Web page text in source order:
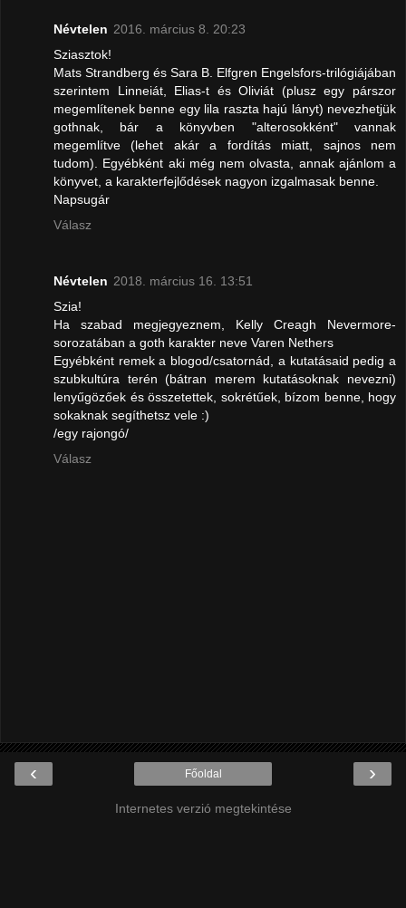
Névtelen 2016. március 8. 20:23
Sziasztok!
Mats Strandberg és Sara B. Elfgren Engelsfors-trilógiájában
szerintem Linneiát, Elias-t és Oliviát (plusz egy párszor
megemlítenek benne egy lila raszta hajú lányt) nevezhetjük
gothnak, bár a könyvben "alterosokként" vannak
megemlítve (lehet akár a fordítás miatt, sajnos nem
tudom). Egyébként aki még nem olvasta, annak ajánlom a
könyvet, a karakterfejlődések nagyon izgalmasak benne.
Napsugár
Válasz
Névtelen 2018. március 16. 13:51
Szia!
Ha szabad megjegyeznem, Kelly Creagh Nevermore-
sorozatában a goth karakter neve Varen Nethers
Egyébként remek a blogod/csatornád, a kutatásaid pedig a
szubkultúra terén (bátran merem kutatásoknak nevezni)
lenyűgözőek és összetettek, sokrétűek, bízom benne, hogy
sokaknak segíthetsz vele :)
/egy rajongó/
Válasz
‹ ›
Főoldal
Internetes verzió megtekintése